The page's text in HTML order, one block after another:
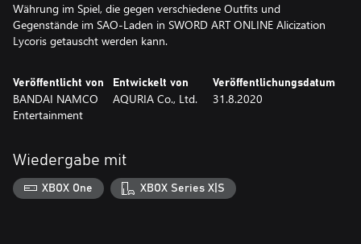
Währung im Spiel, die gegen verschiedene Outfits und
Gegenstände im SAO-Laden in SWORD ART ONLINE Alicization
Lycoris getauscht werden kann.
Veröffentlicht von
BANDAI NAMCO
Entertainment
Entwickelt von
AQURIA Co., Ltd.
Veröffentlichungsdatum
31.8.2020
Wiedergabe mit
XBOX One XBOX Series X|S